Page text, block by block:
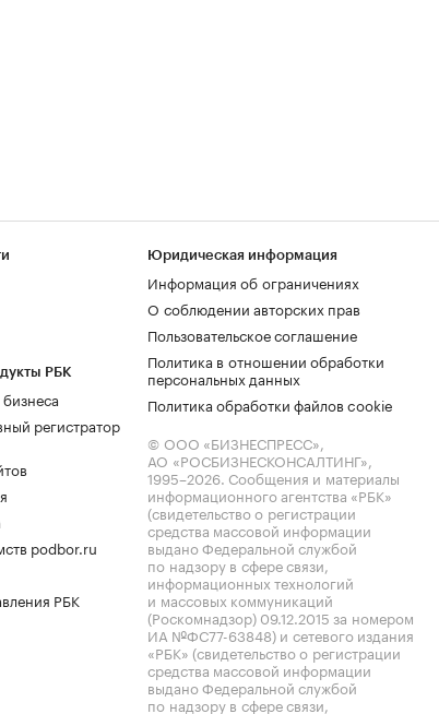
РБК
регистратор
podbor.ru
РБК
Юридическая информация
Информация об ограничениях
О соблюдении авторских прав
Пользовательское соглашение
Политика в отношении обработки
персональных данных
Политика обработки файлов cookie
© ООО «БИЗНЕСПРЕСС»,
АО «РОСБИЗНЕСКОНСАЛТИНГ»,
1995–2026. Сообщения и материалы
информационного агентства «РБК»
(свидетельство о регистрации
средства массовой информации
выдано Федеральной службой
по надзору в сфере связи,
информационных технологий
и массовых коммуникаций
(Роскомнадзор) 09.12.2015 за номером
ИА №ФС77-63848) и сетевого издания
«РБК» (свидетельство о регистрации
средства массовой информации
выдано Федеральной службой
по надзору в сфере связи,